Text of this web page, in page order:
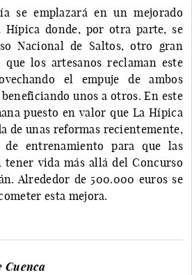
se emplazará en un mejorado
Hípica donde, por otra parte, se
Nacional de Saltos, otro gran
los artesanos reclaman este
el empuje de ambos
unos a otros. En este
puesto en valor que La Hípica
de unas reformas recientemente,
de entrenamiento para que las
tener vida más allá del Concurso
Alrededor de 500.000 euros se
esta mejora.
Cuenca